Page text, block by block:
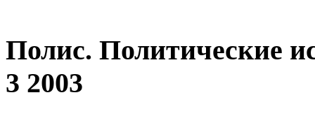
Полис. Политические
3 2003